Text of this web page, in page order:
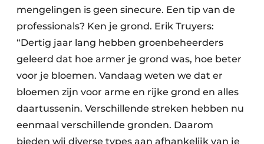
mengelingen is geen sinecure. Een tip van de
professionals? Ken je grond. Erik Truyers:
“Dertig jaar lang hebben groenbeheerders
geleerd dat hoe armer je grond was, hoe beter
voor je bloemen. Vandaag weten we dat er
bloemen zijn voor arme en rijke grond en alles
daartussenin. Verschillende streken hebben nu
eenmaal verschillende gronden. Daarom
bieden wij diverse types aan afhankelijk van je